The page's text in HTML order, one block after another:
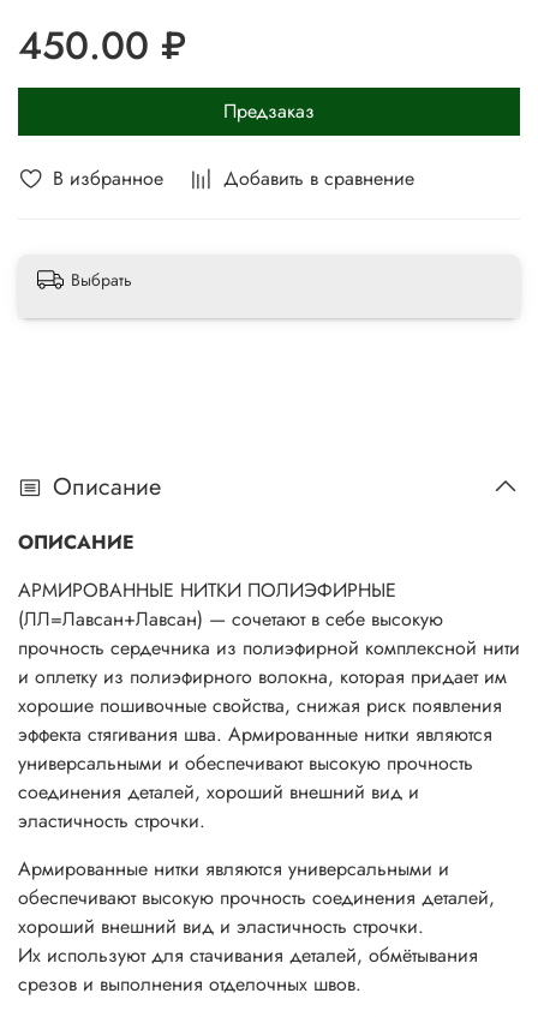
В избранное Добавить в сравнение
450.00 ₽
Предзаказ
Выбрать
Описание
ОПИСАНИЕ
АРМИРОВАННЫЕ НИТКИ ПОЛИЭФИРНЫЕ
(ЛЛ=Лавсан+Лавсан) — сочетают в себе высокую
прочность сердечника из полиэфирной комплексной нити
и оплетку из полиэфирного волокна, которая придает им
хорошие пошивочные свойства, снижая риск появления
эффекта стягивания шва. Армированные нитки являются
универсальными и обеспечивают высокую прочность
соединения деталей, хороший внешний вид и
эластичность строчки.
Армированные нитки являются универсальными и
обеспечивают высокую прочность соединения деталей,
хороший внешний вид и эластичность строчки.
Их используют для стачивания деталей, обмётывания
срезов и выполнения отделочных швов.